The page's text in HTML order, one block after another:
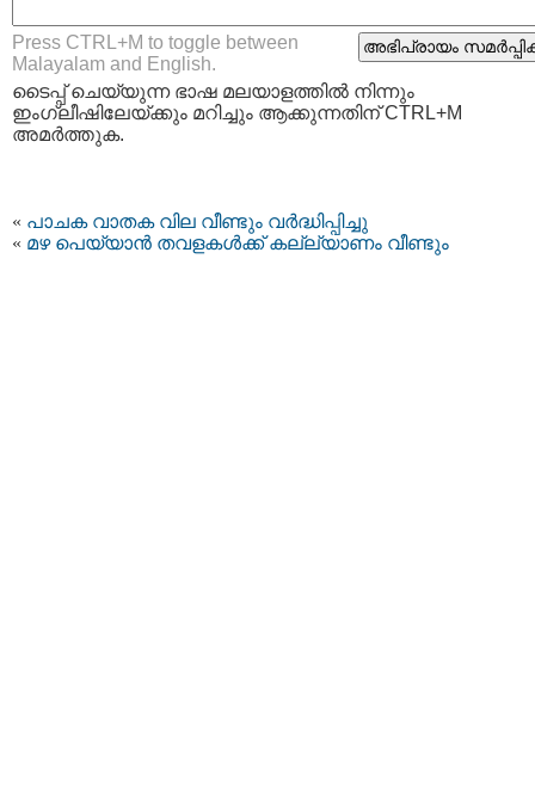
Press CTRL+M to toggle between
Malayalam and English.
ടൈപ്പ്‌ ചെയ്യുന്ന ഭാഷ മലയാളത്തില്‍ നിന്നും
ഇംഗ്ലീഷിലേയ്ക്കും മറിച്ചും ആക്കുന്നതിന് CTRL+M
അമര്‍ത്തുക.
« പാചക വാതക വില വീണ്ടും വര്‍ദ്ധിപ്പിച്ചു
« മഴ പെയ്യാന്‍ തവളകള്‍ക്ക് കല്ല്യാണം വീണ്ടും